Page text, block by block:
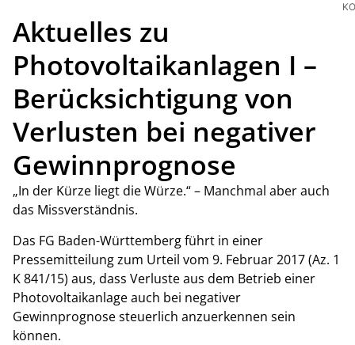
Aktuelles zu
Photovoltaikanlagen I –
Berücksichtigung von
Verlusten bei negativer
Gewinnprognose
„In der Kürze liegt die Würze.“ – Manchmal aber auch
das Missverständnis.
Das FG Baden-Württemberg führt in einer
Pressemitteilung zum Urteil vom 9. Februar 2017 (Az. 1
K 841/15) aus, dass Verluste aus dem Betrieb einer
Photovoltaikanlage auch bei negativer
Gewinnprognose steuerlich anzuerkennen sein
können.